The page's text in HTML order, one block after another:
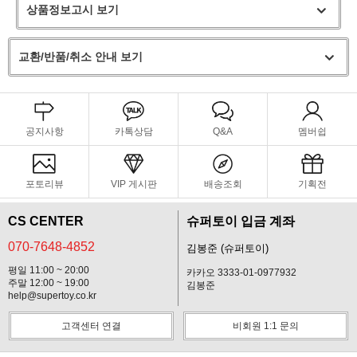
상품정보고시 보기
교환/반품/취소 안내 보기
공지사항 카톡상담 Q&A 멤버쉽
포토리뷰 VIP 게시판 배송조회 기획전
CS CENTER
070-7648-4852
평일 11:00 ~ 20:00
주말 12:00 ~ 19:00
help@supertoy.co.kr
슈퍼토이 입금 계좌
김봉준 (슈퍼토이)
카카오 3333-01-0977932
김봉준
고객센터 연결 비회원 1:1 문의